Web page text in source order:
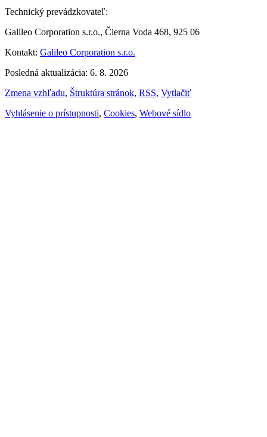
Technický prevádzkovateľ:
Galileo Corporation s.r.o., Čierna Voda 468, 925 06
Kontakt: Galileo Corporation s.r.o.
Posledná aktualizácia: 6. 8. 2026
Zmena vzhľadu, Štruktúra stránok, RSS, Vytlačiť
Vyhlásenie o prístupnosti, Cookies, Webové sídlo